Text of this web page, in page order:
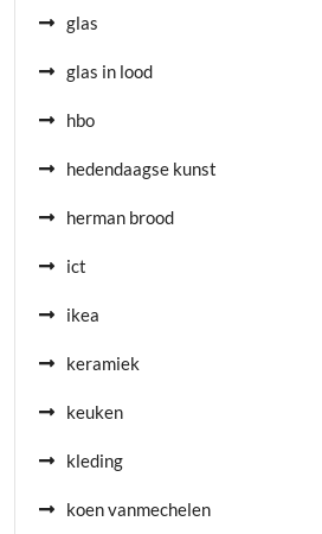
glas
glas in lood
hbo
hedendaagse kunst
herman brood
ict
ikea
keramiek
keuken
kleding
koen vanmechelen